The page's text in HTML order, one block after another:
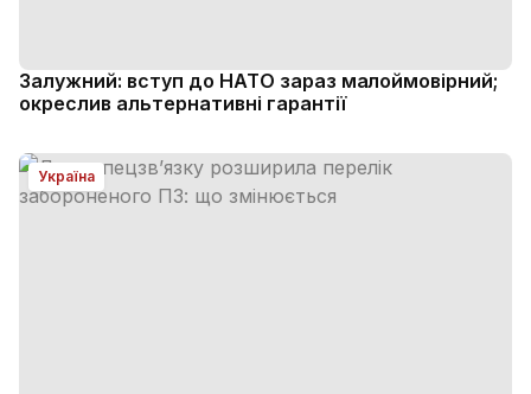
Залужний: вступ до НАТО зараз малоймовірний;
окреслив альтернативні гарантії
Україна